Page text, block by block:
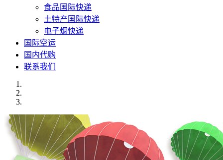
食品国际快递
土特产国际快递
电子烟快递
国际空运
国内代购
联系我们